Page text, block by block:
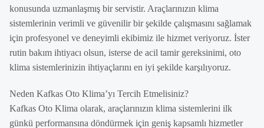
konusunda uzmanlaşmış bir servistir. Araçlarınızın klima
sistemlerinin verimli ve güvenilir bir şekilde çalışmasını sağlamak
için profesyonel ve deneyimli ekibimiz ile hizmet veriyoruz. İster
rutin bakım ihtiyacı olsun, isterse de acil tamir gereksinimi, oto
klima sistemlerinizin ihtiyaçlarını en iyi şekilde karşılıyoruz.
Neden Kafkas Oto Klima’yı Tercih Etmelisiniz?
Kafkas Oto Klima olarak, araçlarınızın klima sistemlerini ilk
günkü performansına döndürmek için geniş kapsamlı hizmetler